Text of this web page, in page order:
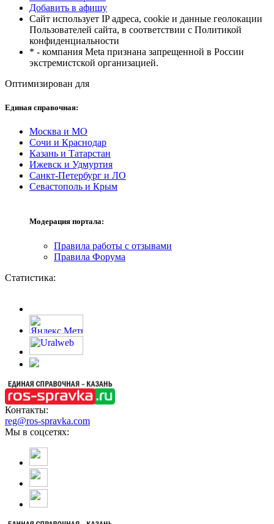
Добавить в афишу
Сайт использует IP адреса, cookie и данные геолокации
Пользователей сайта, в соответствии с Политикой
конфиденциальности
* - компания Meta признана запрещенной в России
экстремистской организацией.
Оптимизирован для
Единая справочная:
Москва и МО
Сочи и Краснодар
Казань и Татарстан
Ижевск и Удмуртия
Санкт-Петербург и ЛО
Севастополь и Крым
Модерация портала:
Правила работы с отзывами
Правила Форума
Статистика:
Контакты:
reg@ros-spravka.com
Мы в соцсетях: